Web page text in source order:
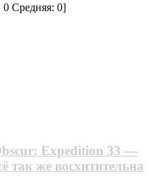
0Средняя: 0]
Expedition 33 —
так же восхитительна